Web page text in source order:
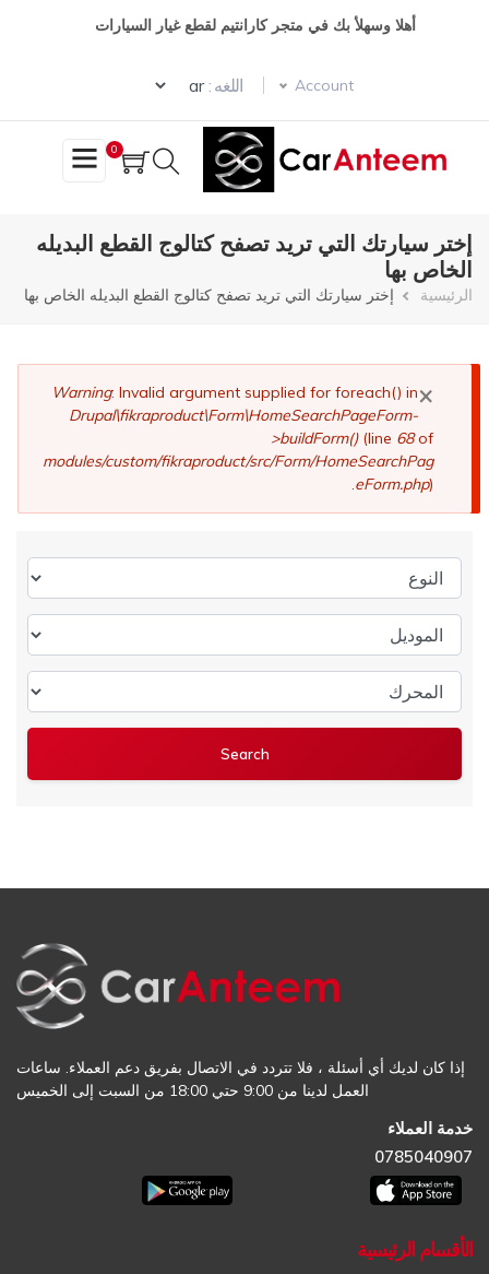
أهلا وسهلأ بك في متجر كارانتيم لقطع غيار السيارات
Account اللغه :
Select your language
0
إختر سيارتك التي تريد تصفح كتالوج القطع البديله
الخاص بها
مسار
الرئيسية إختر سيارتك التي تريد تصفح كتالوج القطع البديله الخاص بها
×
رسالة
الخطأ
Warning: Invalid argument supplied for foreach() in
Drupal\fikraproduct\Form\HomeSearchPageForm-
>buildForm()(line 68of
modules/custom/fikraproduct/src/Form/HomeSearchPag
eForm.php).
النوع
الموديل
المحرك
إذا كان لديك أي أسئلة ، فلا تتردد في الاتصال بفريق دعم العملاء. ساعات
العمل لدينا من 9:00 حتي 18:00 من السبت إلى الخميس
خدمة العملاء
0785040907
الأقسام الرئيسية